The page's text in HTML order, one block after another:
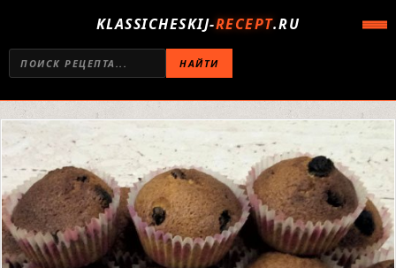
KLASSICHESKIJ-RECEPT.RU
НАЙТИ